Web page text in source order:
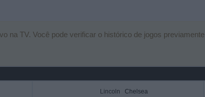
na TV. Você pode verificar o histórico de jogos previamente
Lincoln Chelsea